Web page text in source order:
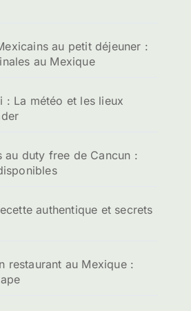
au petit déjeuner :
au Mexique
: La météo et les lieux
au duty free de Cancun :
authentique et secrets
restaurant au Mexique :